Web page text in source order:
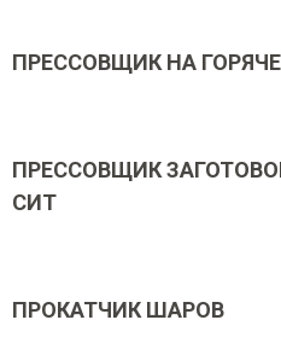
ПРЕССОВЩИК НА
ПРЕССОВЩИК
СИТ
ПРОКАТЧИК ШАРОВ